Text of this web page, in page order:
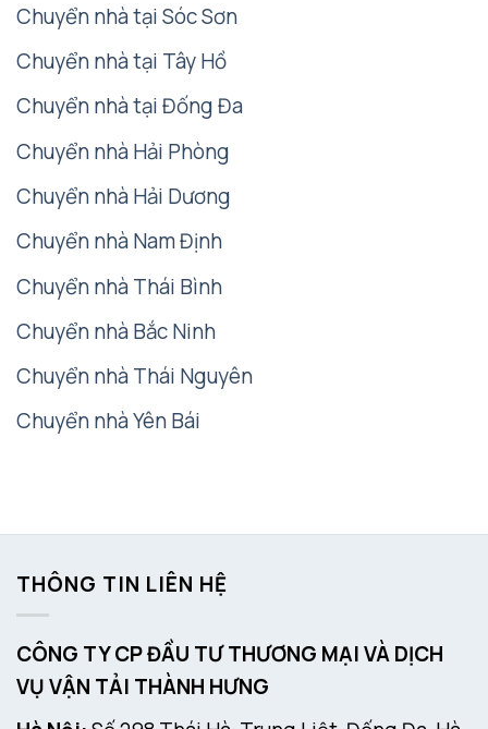
Chuyển nhà tại Sóc Sơn
Chuyển nhà tại Tây Hồ
Chuyển nhà tại Đống Đa
Chuyển nhà Hải Phòng
Chuyển nhà Hải Dương
Chuyển nhà Nam Định
Chuyển nhà Thái Bình
Chuyển nhà Bắc Ninh
Chuyển nhà Thái Nguyên
Chuyển nhà Yên Bái
THÔNG TIN LIÊN HỆ
CÔNG TY CP ĐẦU TƯ THƯƠNG MẠI VÀ DỊCH
VỤ VẬN TẢI THÀNH HƯNG